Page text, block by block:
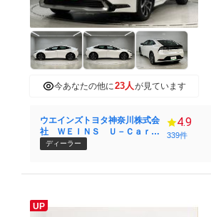
今あなたの他に23人 が見ています
ウエインズトヨタ神奈川株式会
社 ＷＥＩＮＳ Ｕ－Ｃａｒ
港北大倉山
ディーラー
4.9
339件
UP